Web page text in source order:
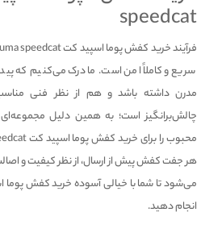
speedcat
سریع و کاملاً امن است. ما درک می‌کنیم که
مدرن داشته باشد و هم از نظر فنی
چالش‌برانگیز است؛ به همین دلیل
هر جفت کفش پیش از ارسال، از نظر کیفیت و
انجام دهید.